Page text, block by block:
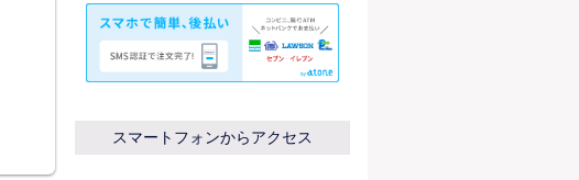
スマートフォンからアクセス